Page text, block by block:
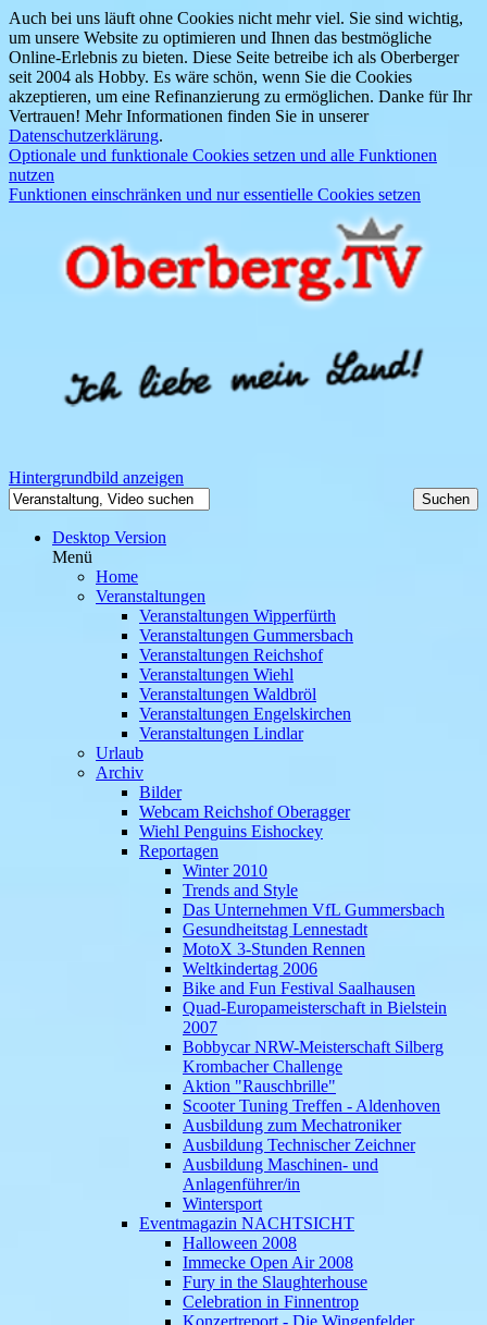
Auch bei uns läuft ohne Cookies nicht mehr viel. Sie sind wichtig,
um unsere Website zu optimieren und Ihnen das bestmögliche
Online-Erlebnis zu bieten. Diese Seite betreibe ich als Oberberger
seit 2004 als Hobby. Es wäre schön, wenn Sie die Cookies
akzeptieren, um eine Refinanzierung zu ermöglichen. Danke für Ihr
Vertrauen! Mehr Informationen finden Sie in unserer
Datenschutzerklärung.
Optionale und funktionale Cookies setzen und alle Funktionen
nutzen
Funktionen einschränken und nur essentielle Cookies setzen
Hintergrundbild anzeigen
Desktop Version
Menü
Home
Veranstaltungen
Veranstaltungen Wipperfürth
Veranstaltungen Gummersbach
Veranstaltungen Reichshof
Veranstaltungen Wiehl
Veranstaltungen Waldbröl
Veranstaltungen Engelskirchen
Veranstaltungen Lindlar
Urlaub
Archiv
Bilder
Webcam Reichshof Oberagger
Wiehl Penguins Eishockey
Reportagen
Winter 2010
Trends and Style
Das Unternehmen VfL Gummersbach
Gesundheitstag Lennestadt
MotoX 3-Stunden Rennen
Weltkindertag 2006
Bike and Fun Festival Saalhausen
Quad-Europameisterschaft in Bielstein
2007
Bobbycar NRW-Meisterschaft Silberg
Krombacher Challenge
Aktion "Rauschbrille"
Scooter Tuning Treffen - Aldenhoven
Ausbildung zum Mechatroniker
Ausbildung Technischer Zeichner
Ausbildung Maschinen- und
Anlagenführer/in
Wintersport
Eventmagazin NACHTSICHT
Halloween 2008
Immecke Open Air 2008
Fury in the Slaughterhouse
Celebration in Finnentrop